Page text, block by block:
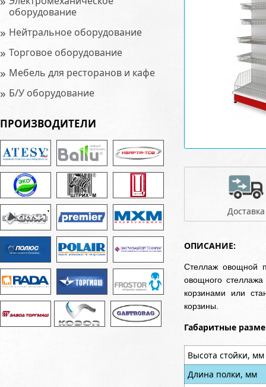
оборудование
» Нейтральное оборудование
» Торговое оборудование
» Мебель для ресторанов и кафе
» Б/У оборудование
ПРОИЗВОДИТЕЛИ
Доставка
ОПИСАНИЕ:
Стеллаж овощной
овощного
корзинами или
корзины.
Габаритные
Высота стойки, мм
Длина полки, мм